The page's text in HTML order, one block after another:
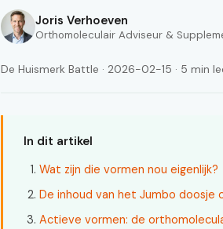
Joris Verhoeven
Orthomoleculair Adviseur &
De Huismerk Battle · 2026-02-15 · 5 min
In dit artikel
Wat zijn die vormen nou eigenlijk?
De inhoud van het Jumbo doosje
Actieve vormen: de